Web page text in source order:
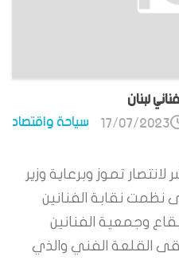
لبنان
سياحة واقتصاد 17/07/2023
تموز وبرعاية وزير
نظمت نقابة الفنانين
وجمعية الفنانين
القلعة الفني والذي